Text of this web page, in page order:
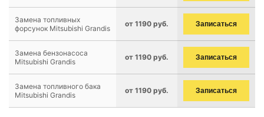
Замена топливных
форсунок Mitsubishi Grandis
от 1190 руб. Записаться
Замена бензонасоса
Mitsubishi Grandis
от 1190 руб. Записаться
Замена топливного бака
Mitsubishi Grandis
от 1190 руб. Записаться